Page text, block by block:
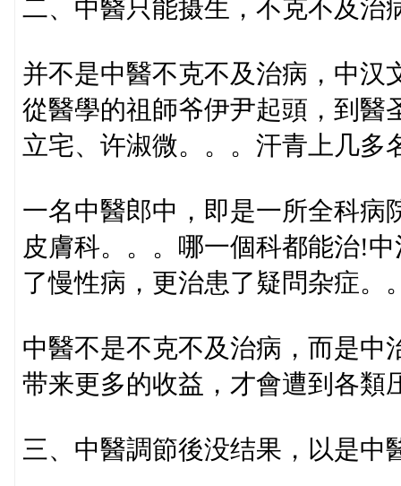
二、中醫只能摄生，不克不及治
并不是中醫不克不及治病，中汉
從醫學的祖師爷伊尹起頭，到醫
立宅、许淑微。。。汗青上几多
一名中醫郎中，即是一所全科病
皮膚科。。。哪一個科都能治!
了慢性病，更治患了疑問杂症。
中醫不是不克不及治病，而是中
带来更多的收益，才會遭到各類
三、中醫調節後没结果，以是中